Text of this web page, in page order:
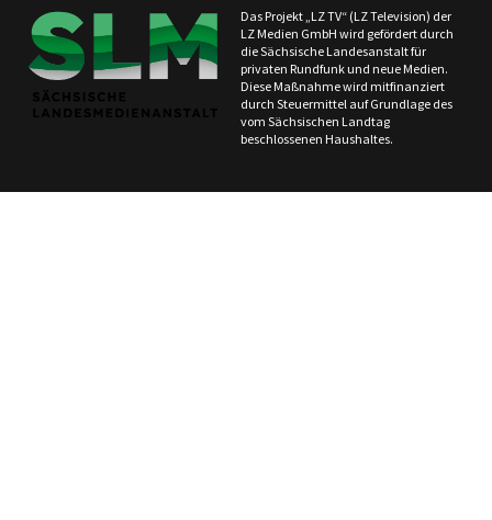
Das Projekt „LZ TV“ (LZ Television) der
LZ Medien GmbH wird gefördert durch
die Sächsische Landesanstalt für
privaten Rundfunk und neue Medien.
Diese Maßnahme wird mitfinanziert
durch Steuermittel auf Grundlage des
vom Sächsischen Landtag
beschlossenen Haushaltes.